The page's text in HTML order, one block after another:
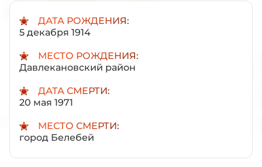
ДАТА РОЖДЕНИЯ:
5 декабря 1914
МЕСТО РОЖДЕНИЯ:
Давлекановский район
ДАТА СМЕРТИ:
20 мая 1971
МЕСТО СМЕРТИ:
город Белебей